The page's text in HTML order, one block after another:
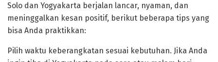
Solo dan Yogyakarta berjalan lancar, nyaman, dan
meninggalkan kesan positif, berikut beberapa tips yang
bisa Anda praktikkan:
Pilih waktu keberangkatan sesuai kebutuhan. Jika Anda